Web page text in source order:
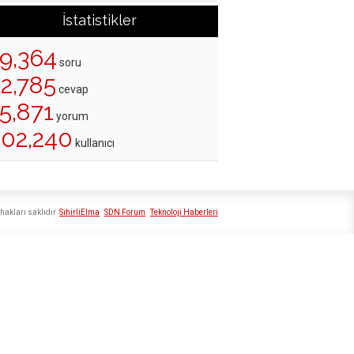
İstatistikler
soru
cevap
yorum
kullanıcı
SihirliElma SDN Forum Teknoloji Haberleri
saklıdır